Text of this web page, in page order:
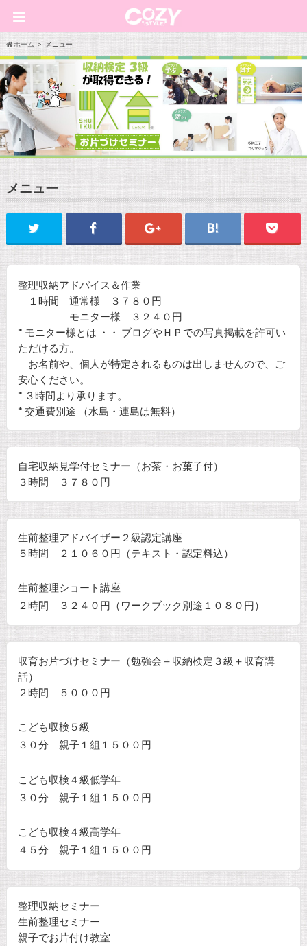
ホーム メニュー
メニュー
整理収納アドバイス＆作業
１時間 通常様 ３７８０円
モニター様 ３２４０円
* モニター様とは ・・ ブログやＨＰでの写真掲載を許可い
ただける方。
お名前や、個人が特定されるものは出しませんので、ご
安心ください。
* ３時間より承ります。
* 交通費別途 （水島・連島は無料）
自宅収納見学付セミナー（お茶・お菓子付）
３時間 ３７８０円
生前整理アドバイザー２級認定講座
５時間 ２１０６０円（テキスト・認定料込）
生前整理ショート講座
２時間 ３２４０円（ワークブック別途１０８０円）
収育お片づけセミナー（勉強会＋収納検定３級＋収育講
話）
２時間 ５０００円
こども収検５級
３０分 親子１組１５００円
こども収検４級低学年
３０分 親子１組１５００円
こども収検４級高学年
４５分 親子１組１５００円
整理収納セミナー
生前整理セミナー
親子でお片付け教室